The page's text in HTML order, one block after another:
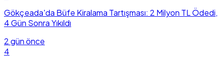
Gökçeada'da Büfe Kiralama Tartışması: 2 Milyon TL Ödedi,
4 Gün Sonra Yıkıldı
2 gün önce
4